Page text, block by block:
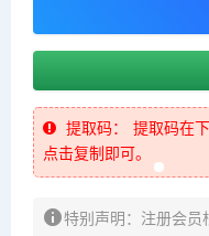
提取码：
提取码在
点击复制即可。
特别声明：注册会员